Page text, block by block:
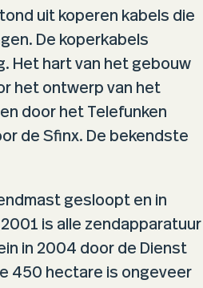
uit koperen kabels die
De koperkabels
Het hart van het gebouw
het ontwerp van het
door het Telefunken
de Sfinx. De bekendste
gesloopt en in
is alle zendapparatuur
in 2004 door de Dienst
450 hectare is ongeveer